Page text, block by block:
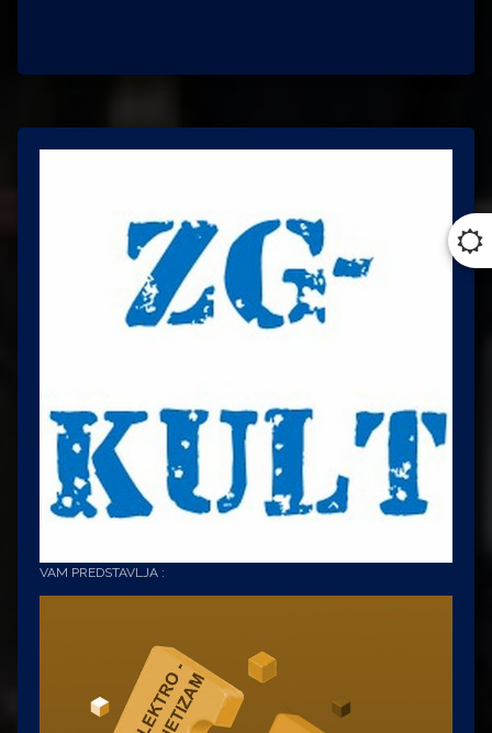
VAM PREDSTAVLJA :